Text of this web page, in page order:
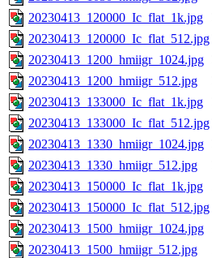
20230413_120000_Ic_flat_1k.jpg
20230413_120000_Ic_flat_512.jpg
20230413_1200_hmiigr_1024.jpg
20230413_1200_hmiigr_512.jpg
20230413_133000_Ic_flat_1k.jpg
20230413_133000_Ic_flat_512.jpg
20230413_1330_hmiigr_1024.jpg
20230413_1330_hmiigr_512.jpg
20230413_150000_Ic_flat_1k.jpg
20230413_150000_Ic_flat_512.jpg
20230413_1500_hmiigr_1024.jpg
20230413_1500_hmiigr_512.jpg